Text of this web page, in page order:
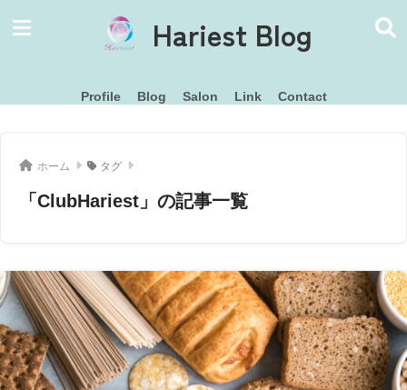
Hariest Blog
Profile Blog Salon Link Contact
ホーム タグ
「ClubHariest」の記事一覧